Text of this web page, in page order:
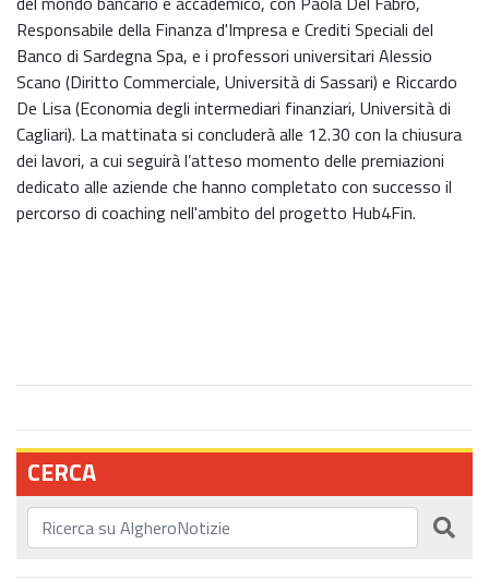
Responsabile della Finanza d'Impresa e Crediti Speciali del
Banco di Sardegna Spa, e i professori universitari Alessio
Scano (Diritto Commerciale, Università di Sassari) e Riccardo
De Lisa (Economia degli intermediari finanziari, Università di
Cagliari). La mattinata si concluderà alle 12.30 con la chiusura
dei lavori, a cui seguirà l’atteso momento delle premiazioni
dedicato alle aziende che hanno completato con successo il
percorso di coaching nell'ambito del progetto Hub4Fin.
CERCA